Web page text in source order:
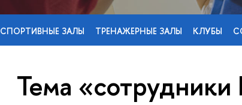
СПОРТИВНЫЕ ЗАЛЫ ТРЕНАЖЕРНЫЕ ЗАЛЫ КЛУБЫ
Тема